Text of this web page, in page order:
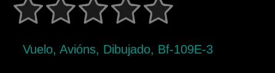
Vuelo, Avións, Dibujado, Bf-109E-3